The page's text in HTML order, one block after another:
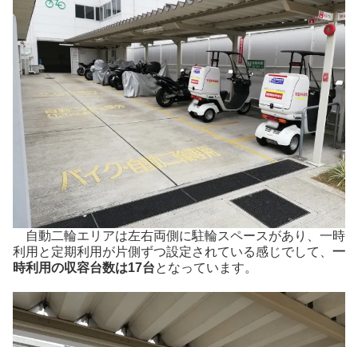
自動二輪エリアは左右両側に駐輪スペースがあり、一時
利用と定期利用が片側ずつ設定されている感じでして、 一
時利用の収容台数は17台となっています。